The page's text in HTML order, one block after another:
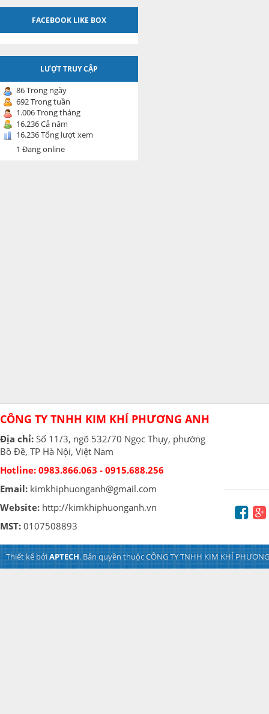
FACEBOOK LIKE BOX
LƯỢT TRUY CẬP
86 Trong ngày
692 Trong tuần
1.006 Trong tháng
16.236 Cả năm
16.236 Tổng lượt xem
1 Đang online
CÔNG TY TNHH KIM KHÍ PHƯƠNG ANH
Địa chỉ: Số 11/3, ngõ 532/70 Ngọc Thụy, phường
Bồ Đề, TP Hà Nội, Việt Nam
Hotline: 0983.866.063 - 0915.688.256
Email: kimkhiphuonganh@gmail.com
Website: http://kimkhiphuonganh.vn
MST: 0107508893
Thiết kế bởiAPTECH. Bản quyền thuộc CÔNG TY TNHH KIM KHÍ